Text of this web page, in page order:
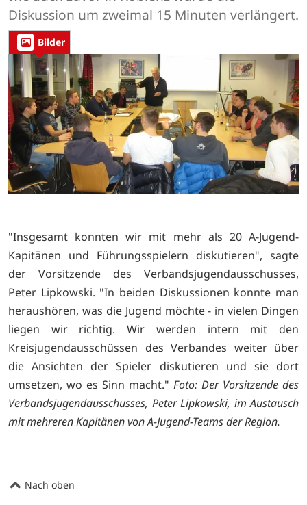
Diskussion um zweimal 15 Minuten verlängert.
Bilder
"Insgesamt konnten wir mit mehr als 20 A-Jugend-
Kapitänen und Führungsspielern diskutieren", sagte
der Vorsitzende des Verbandsjugendausschusses,
Peter Lipkowski. "In beiden Diskussionen konnte man
heraushören, was die Jugend möchte - in vielen Dingen
liegen wir richtig. Wir werden intern mit den
Kreisjugendausschüssen des Verbandes weiter über
die Ansichten der Spieler diskutieren und sie dort
umsetzen, wo es Sinn macht." Foto: Der Vorsitzende des
Verbandsjugendausschusses, Peter Lipkowski, im Austausch
mit mehreren Kapitänen von A-Jugend-Teams der Region.
Nach oben